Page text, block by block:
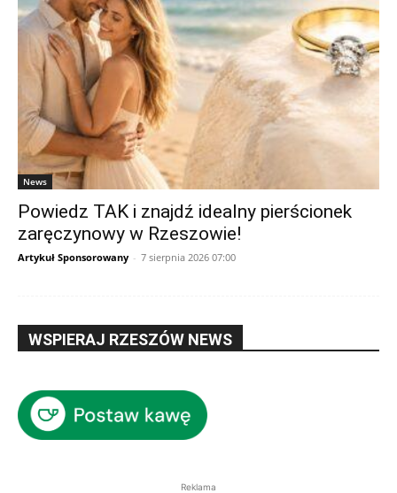
News
Powiedz TAK i znajdź idealny pierścionek
zaręczynowy w Rzeszowie!
Artykuł Sponsorowany - 7 sierpnia 2026 07:00
WSPIERAJ RZESZÓW NEWS
Reklama